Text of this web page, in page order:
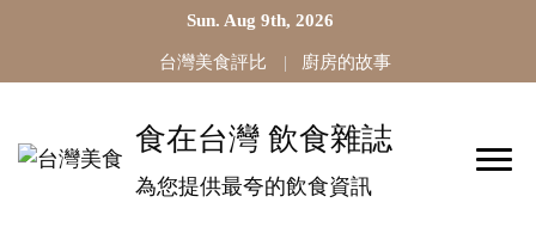
Sun. Aug 9th, 2026
台灣美食評比 廚房的故事
食在台灣 飲食雜誌
為您提供最夸的飲食資訊